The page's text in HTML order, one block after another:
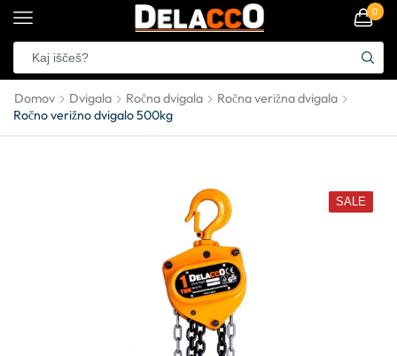
0
Domov Dvigala Ročna dvigala
Ročna verižna dvigala
Ročno verižno dvigalo 500kg
SALE